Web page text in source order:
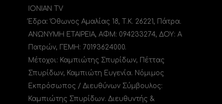
IONIAN TV
Έδρα: Όθωνος Αμαλίας 18, Τ.Κ. 26221, Πάτρα.
ΑΝΩΝΥΜΗ ΕΤΑΙΡΕΙΑ, ΑΦΜ: 094233274, ΔΟΥ: A
Πατρών, ΓΕΜΗ: 70193624000.
Μέτοχοι: Καμπιώτης Σπυρίδων, Πέττας
Σπυρίδων, Καμπιώτη Ευγενία. Νόμιμος
Εκπρόσωπος / Διευθύνων Σύμβουλος:
Καμπιώτης Σπυρίδων. Διευθυντής &